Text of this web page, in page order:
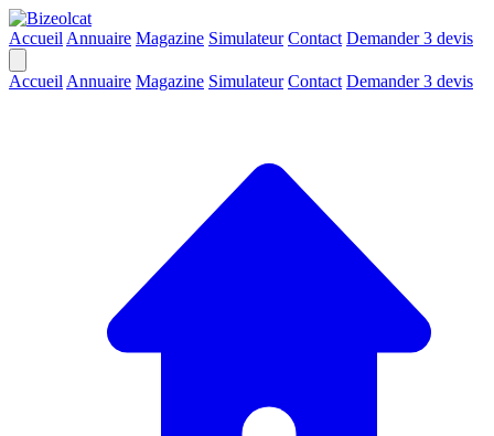
Accueil Annuaire Magazine Simulateur Contact Demander 3 devis
Accueil Annuaire Magazine Simulateur Contact Demander 3 devis